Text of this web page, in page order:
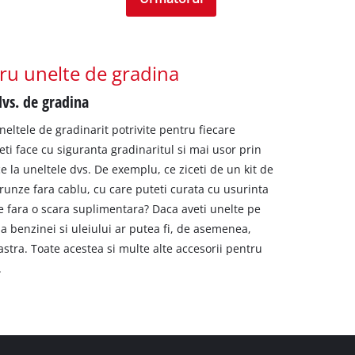
unelte de gradina
de gradina
de gradinarit potrivite pentru fiecare
face cu siguranta gradinaritul si mai usor prin
la uneltele dvs. De exemplu, ce ziceti de un kit de
fara cablu, cu care puteti curata cu usurinta
o scara suplimentara? Daca aveti unelte pe
benzinei si uleiului ar putea fi, de asemenea,
Toate acestea si multe alte accesorii pentru